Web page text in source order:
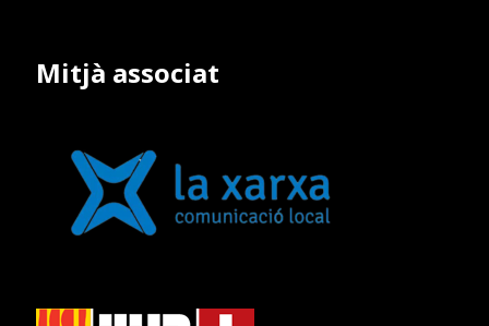
Mitjà associat